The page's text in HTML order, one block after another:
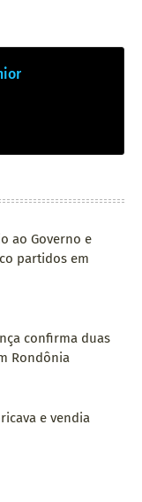
ao Governo e
partidos em
confirma duas
Rondônia
e vendia